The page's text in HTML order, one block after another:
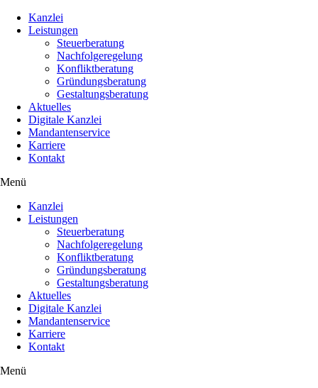
Kanzlei
Leistungen
Steuerberatung
Nachfolgeregelung
Konfliktberatung
Gründungsberatung
Gestaltungsberatung
Aktuelles
Digitale Kanzlei
Mandantenservice
Karriere
Kontakt
Menü
Kanzlei
Leistungen
Steuerberatung
Nachfolgeregelung
Konfliktberatung
Gründungsberatung
Gestaltungsberatung
Aktuelles
Digitale Kanzlei
Mandantenservice
Karriere
Kontakt
Menü